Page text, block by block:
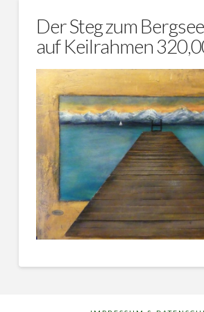
Der Steg zum
auf Keilrahmen